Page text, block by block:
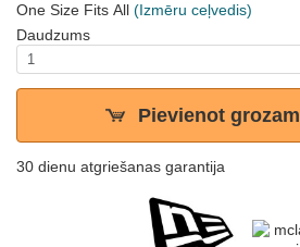
One Size Fits All (Izmēru ceļvedis)
Daudzums
Pievienot grozam
30 dienu atgriešanas garantija